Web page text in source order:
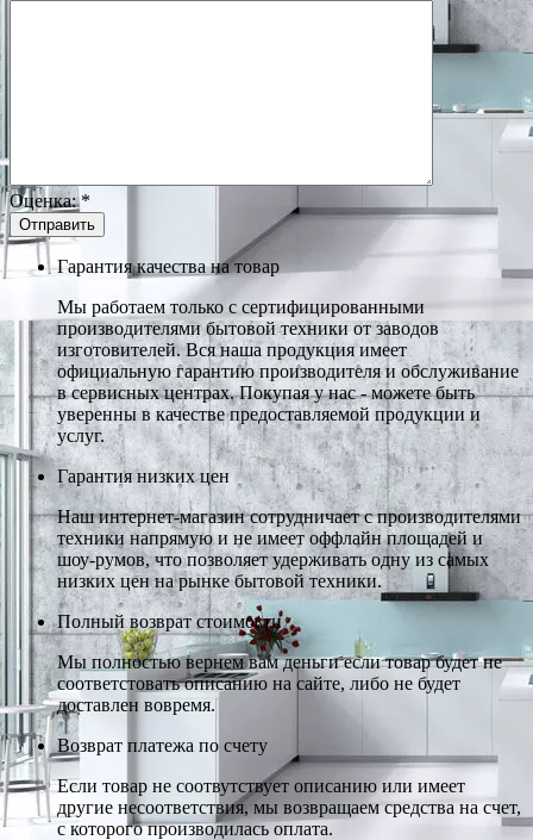
Оценка:*
Гарантия качества на товар
Мы работаем только с сертифицированными
производителями бытовой техники от заводов
изготовителей. Вся наша продукция имеет
официальную гарантию производителя и обслуживание
в сервисных центрах. Покупая у нас - можете быть
уверенны в качестве предоставляемой продукции и
услуг.
Гарантия низких цен
Наш интернет-магазин сотрудничает с производителями
техники напрямую и не имеет оффлайн площадей и
шоу-румов, что позволяет удерживать одну из самых
низких цен на рынке бытовой техники.
Полный возврат стоимости
Мы полностью вернем вам деньги если товар будет не
соответстовать описанию на сайте, либо не будет
доставлен вовремя.
Возврат платежа по счету
Если товар не соотвутствует описанию или имеет
другие несоответствия, мы возвращаем средства на счет,
с которого производилась оплата.